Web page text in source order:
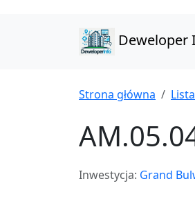
Deweloper
Strona główna
Inwestycja: Grand